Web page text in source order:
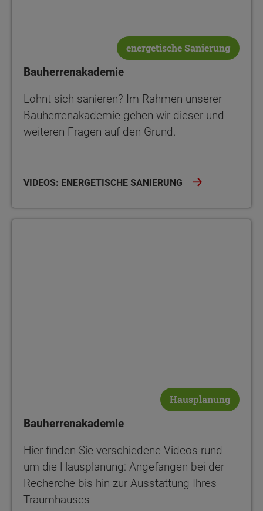
energetische Sanierung
Bauherrenakademie
Lohnt sich sanieren? Im Rahmen unserer
Bauherrenakademie gehen wir dieser und
weiteren Fragen auf den Grund.
VIDEOS: ENERGETISCHE SANIERUNG
Hausplanung
Bauherrenakademie
Hier finden Sie verschiedene Videos rund
um die Hausplanung: Angefangen bei der
Recherche bis hin zur Ausstattung Ihres
Traumhauses